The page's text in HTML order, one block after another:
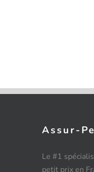
Assur-
Le #1
petit prix en